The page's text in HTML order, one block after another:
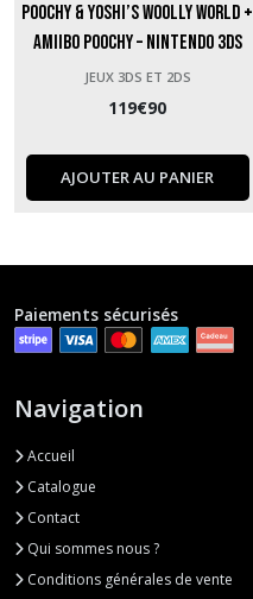
Poochy & Yoshi’s Woolly World +
Amiibo Poochy – Nintendo 3DS
sous blister
JEUX 3DS ET 2DS
119€90
AJOUTER AU PANIER
Paiements sécurisés
Navigation
Accueil
Catalogue
Contact
Qui sommes nous ?
Conditions générales de vente